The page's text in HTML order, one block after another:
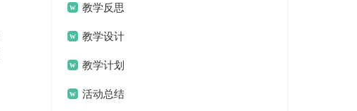
教学反思
教学设计
教学计划
活动总结